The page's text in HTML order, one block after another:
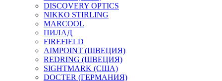
DISCOVERY OPTICS
NIKKO STIRLING
MARCOOL
ПИЛАД
FIREFIELD
AIMPOINT (ШВЕЦИЯ)
REDRING (ШВЕЦИЯ)
SIGHTMARK (США)
DOCTER (ГЕРМАНИЯ)